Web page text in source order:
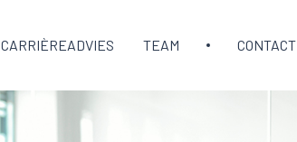
CARRIÈREADVIES TEAM CONTACT